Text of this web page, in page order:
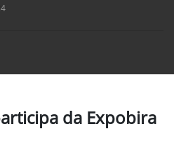
da Expobira